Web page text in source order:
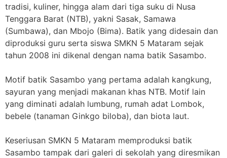
tradisi, kuliner, hingga alam dari tiga suku di Nusa
Tenggara Barat (NTB), yakni Sasak, Samawa
(Sumbawa), dan Mbojo (Bima). Batik yang didesain dan
diproduksi guru serta siswa SMKN 5 Mataram sejak
tahun 2008 ini dikenal dengan nama batik Sasambo.
Motif batik Sasambo yang pertama adalah kangkung,
sayuran yang menjadi makanan khas NTB. Motif lain
yang diminati adalah lumbung, rumah adat Lombok,
bebele (tanaman Ginkgo biloba), dan biota laut.
Keseriusan SMKN 5 Mataram memproduksi batik
Sasambo tampak dari galeri di sekolah yang diresmikan